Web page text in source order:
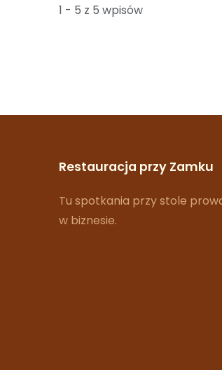
1 - 5 z 5 wpisów
Restauracja przy Zamku
Tu spotkania przy stole
w biznesie.